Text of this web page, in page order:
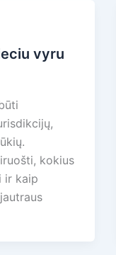
vyru
kokius
ir kaip